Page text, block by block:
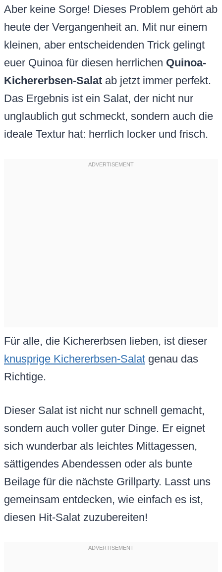
Aber keine Sorge! Dieses Problem gehört ab
heute der Vergangenheit an. Mit nur einem
kleinen, aber entscheidenden Trick gelingt
euer Quinoa für diesen herrlichen Quinoa-
Kichererbsen-Salat ab jetzt immer perfekt.
Das Ergebnis ist ein Salat, der nicht nur
unglaublich gut schmeckt, sondern auch die
ideale Textur hat: herrlich locker und frisch.
Für alle, die Kichererbsen lieben, ist dieser
knusprige Kichererbsen-Salat genau das
Richtige.
Dieser Salat ist nicht nur schnell gemacht,
sondern auch voller guter Dinge. Er eignet
sich wunderbar als leichtes Mittagessen,
sättigendes Abendessen oder als bunte
Beilage für die nächste Grillparty. Lasst uns
gemeinsam entdecken, wie einfach es ist,
diesen Hit-Salat zuzubereiten!